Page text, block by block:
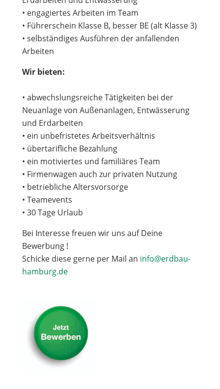
• engagiertes Arbeiten im Team
• Führerschein Klasse B, besser BE (alt Klasse 3)
• selbständiges Ausführen der anfallenden
Arbeiten
Wir bieten:
• abwechslungsreiche Tätigkeiten bei der
Neuanlage von Außenanlagen, Entwässerung
und Erdarbeiten
• ein unbefristetes Arbeitsverhältnis
• übertarifliche Bezahlung
• ein motiviertes und familiäres Team
• Firmenwagen auch zur privaten Nutzung
• betriebliche Altersvorsorge
• Teamevents
• 30 Tage Urlaub
Bei Interesse freuen wir uns auf Deine
Bewerbung !
Schicke diese gerne per Mail an info@erdbau-
hamburg.de